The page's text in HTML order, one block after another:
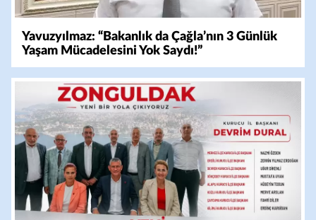
Yavuzyılmaz: “Bakanlık da Çağla’nın 3 Günlük
Yaşam Mücadelesini Yok Saydı!”